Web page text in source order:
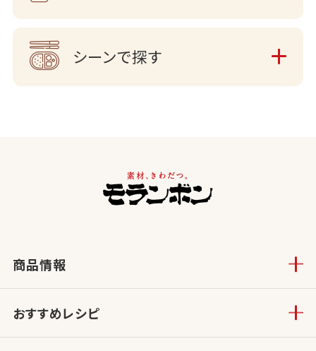
シーンで探す
商品情報
おすすめレシピ